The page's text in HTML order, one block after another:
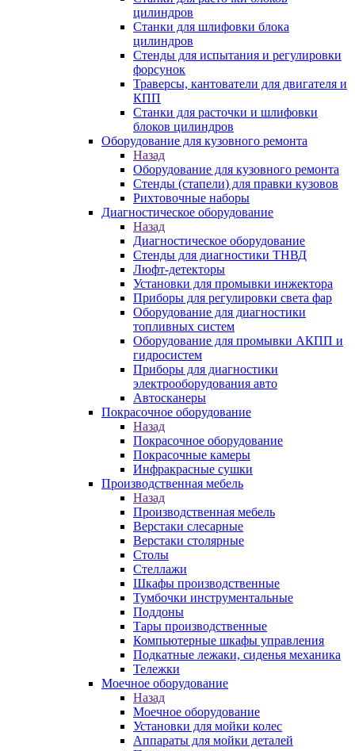
цилиндров
Станки для шлифовки блока
цилиндров
Стенды для испытания и регулировки
форсунок
Траверсы, кантователи для двигателя и
КПП
Станки для расточки и шлифовки
блоков цилиндров
Оборудование для кузовного ремонта
Назад
Оборудование для кузовного ремонта
Стенды (стапели) для правки кузовов
Рихтовочные наборы
Диагностическое оборудование
Назад
Диагностическое оборудование
Стенды для диагностики ТНВД
Люфт-детекторы
Установки для промывки инжектора
Приборы для регулировки света фар
Оборудование для диагностики
топливных систем
Оборудование для промывки АКПП и
гидросистем
Приборы для диагностики
электрооборудования авто
Автосканеры
Покрасочное оборудование
Назад
Покрасочное оборудование
Покрасочные камеры
Инфракрасные сушки
Производственная мебель
Назад
Производственная мебель
Верстаки слесарные
Верстаки столярные
Столы
Стеллажи
Шкафы производственные
Тумбочки инструментальные
Поддоны
Тары производственные
Компьютерные шкафы управления
Подкатные лежаки, сиденья механика
Тележки
Моечное оборудование
Назад
Моечное оборудование
Установки для мойки колес
Аппараты для мойки деталей